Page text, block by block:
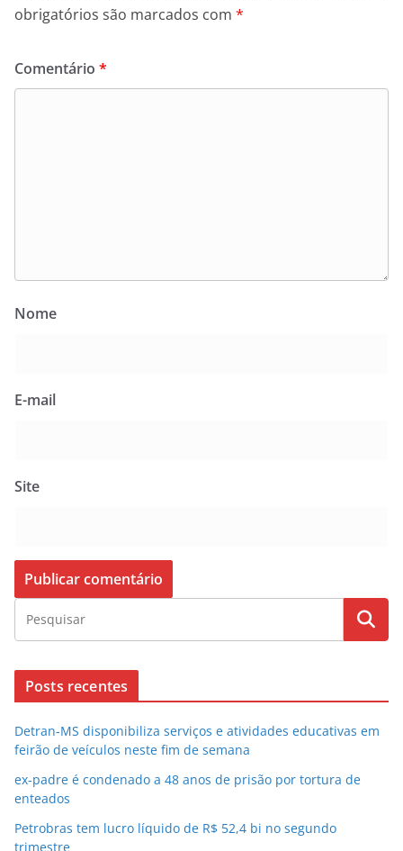
obrigatórios são marcados com *
Comentário *
Nome
E-mail
Site
Posts recentes
Detran-MS disponibiliza serviços e atividades educativas em
feirão de veículos neste fim de semana
ex-padre é condenado a 48 anos de prisão por tortura de
enteados
Petrobras tem lucro líquido de R$ 52,4 bi no segundo
trimestre